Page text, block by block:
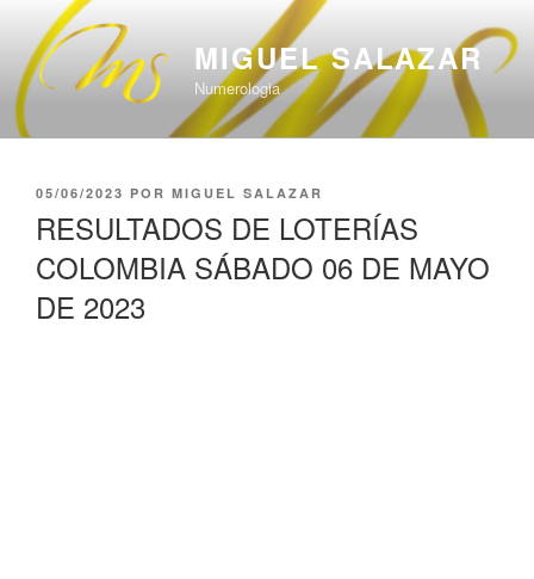
contenido
MIGUEL SALAZAR
Numerologia
PUBLICADO
05/06/2023 POR MIGUEL SALAZAR
RESULTADOS DE LOTERÍAS
COLOMBIA SÁBADO 06 DE MAYO
DE 2023